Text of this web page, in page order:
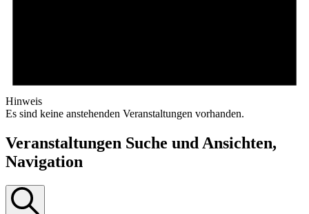
Hinweis
Es sind keine anstehenden Veranstaltungen vorhanden.
Veranstaltungen Suche und Ansichten,
Navigation